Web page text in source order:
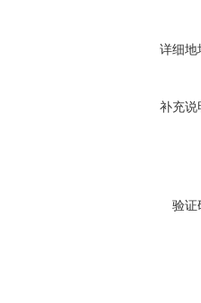
详细地
补充说
验证